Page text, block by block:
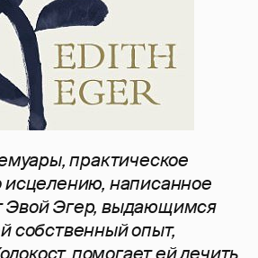
практическое
исцелению, написанное
Эвой Эгер, выдающимся
собственный опыт,